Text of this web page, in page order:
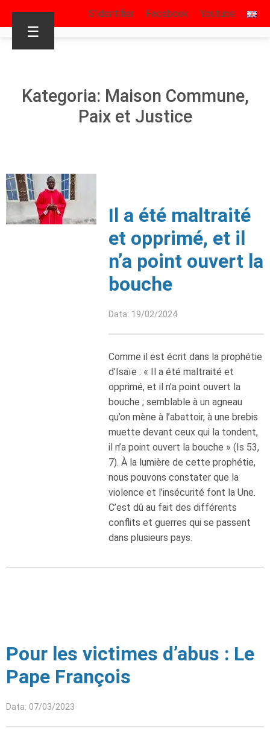
S’identifier Facebook Youtube
☰
Kategoria: Maison Commune,
Paix et Justice
Il a été maltraité
et opprimé, et il
n’a point ouvert la
bouche
Data: 19/02/2024
Comme il est écrit dans la prophétie
d’Isaïe : « Il a été maltraité et
opprimé, et il n’a point ouvert la
bouche ; semblable à un agneau
qu’on mène à l’abattoir, à une brebis
muette devant ceux qui la tondent,
il n’a point ouvert la bouche » (Is 53,
7). À la lumière de cette prophétie,
nous pouvons constater que la
violence et l’insécurité font la Une.
C’est dû au fait des différents
conflits et guerres qui se passent
dans plusieurs pays.
Pour les victimes d’abus : Le
Pape François
Data: 07/03/2023